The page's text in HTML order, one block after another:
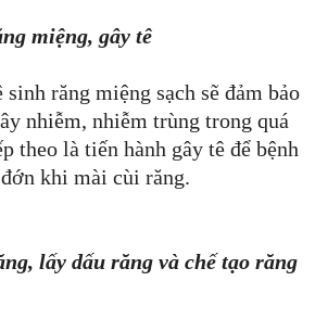
miệng, gây tê
răng miệng sạch sẽ đảm bảo
nhiễm, nhiễm trùng trong quá
theo là tiến hành gây tê để bệnh
khi mài cùi răng.
lấy dấu răng và chế tạo răng